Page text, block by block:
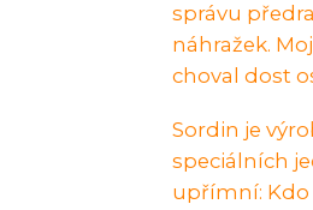
správu
náhražek.
choval dost
Sordin je
speciálních
upřímní: Kdo